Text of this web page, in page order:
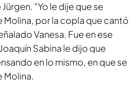
"Yo le dije que se
Molina, por la copla que cantó
Vanesa. Fue en ese
Sabina le dijo que
en lo mismo, en que se
Molina.